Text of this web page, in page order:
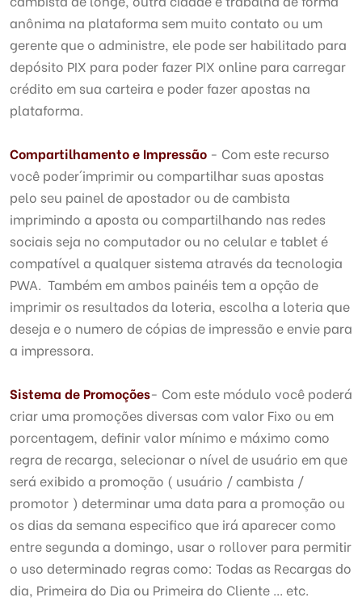
anônima na plataforma sem muito contato ou um
gerente que o administre, ele pode ser habilitado para
depósito PIX para poder fazer PIX online para carregar
crédito em sua carteira e poder fazer apostas na
plataforma.
Compartilhamento e Impressão - Com este recurso
você poder´imprimir ou compartilhar suas apostas
pelo seu painel de apostador ou de cambista
imprimindo a aposta ou compartilhando nas redes
sociais seja no computador ou no celular e tablet é
compatível a qualquer sistema através da tecnologia
PWA. Também em ambos painéis tem a opção de
imprimir os resultados da loteria, escolha a loteria que
deseja e o numero de cópias de impressão e envie para
a impressora.
Sistema de Promoções- Com este módulo você poderá
criar uma promoções diversas com valor Fixo ou em
porcentagem, definir valor mínimo e máximo como
regra de recarga, selecionar o nível de usuário em que
será exibido a promoção ( usuário / cambista /
promotor ) determinar uma data para a promoção ou
os dias da semana especifico que irá aparecer como
entre segunda a domingo, usar o rollover para permitir
o uso determinado regras como: Todas as Recargas do
dia, Primeira do Dia ou Primeira do Cliente ... etc.